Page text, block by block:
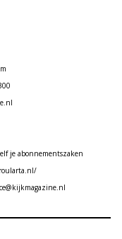
je abonnementszaken